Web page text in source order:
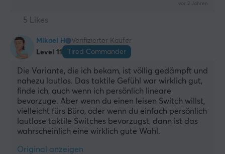
vor 2 Jahren
5 Likes
Mikael H
Verifizierter Käufer
Level 11
Tired Commander
Die Variante, die ich bekam, ist völlig gedämpft und
nahezu lautlos. Das taktile Gefühl war wirklich gut,
finde ich, auch wenn ich persönlich lineare
bevorzuge. Aber wenn du einen leisen Switch willst,
vielleicht fürs Büro, oder wenn du einfach persönlich
lautlose taktile Switches bevorzugst, dann ist das
wahrscheinlich eine wirklich gute Wahl.
Original anzeigen